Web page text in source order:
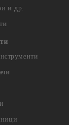
и др.